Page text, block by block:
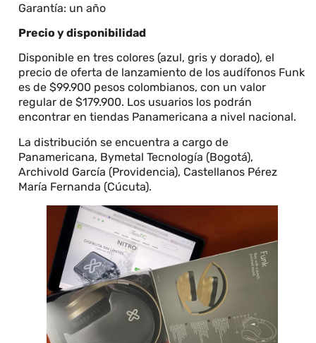
Garantía: un año
Precio y disponibilidad
Disponible en tres colores (azul, gris y dorado), el
precio de oferta de lanzamiento de los audífonos Funk
es de $99.900 pesos colombianos, con un valor
regular de $179.900. Los usuarios los podrán
encontrar en tiendas Panamericana a nivel nacional.
La distribución se encuentra a cargo de
Panamericana, Bymetal Tecnología (Bogotá),
Archivold García (Providencia), Castellanos Pérez
María Fernanda (Cúcuta).